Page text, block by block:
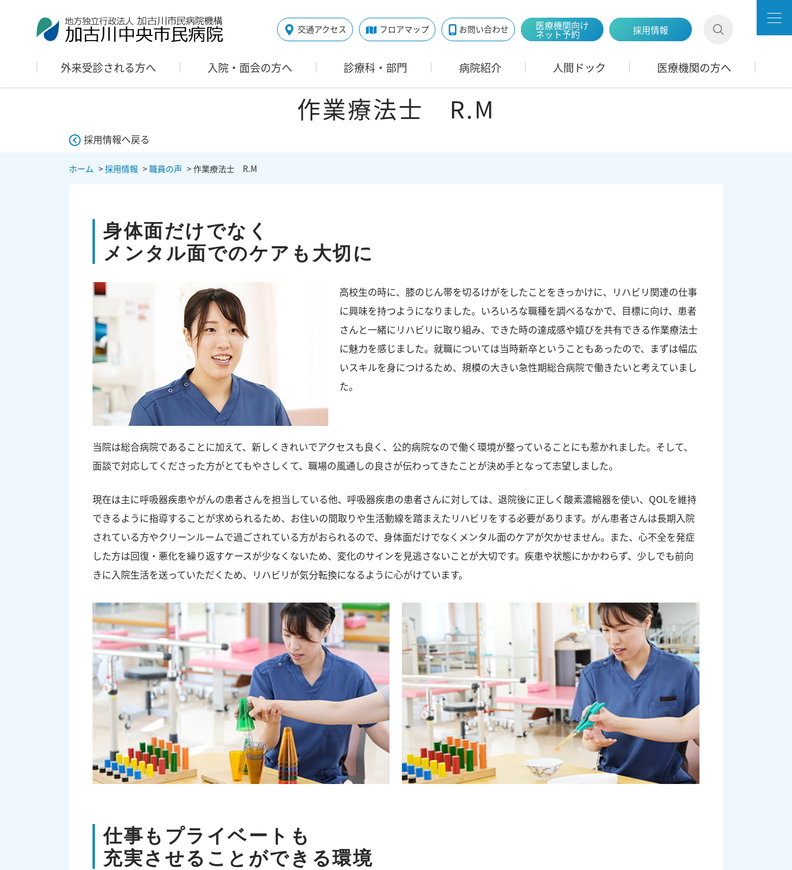
交通アクセス フロアマップ お問い合わせ 医療機関向け
ネット予約 採用情報
外来受診される方へ 入院・面会の方へ 診療科・部門 病院紹介 人間ドック 医療機関の方へ
作業療法士 R.M
採用情報へ戻る
ホーム >採用情報 >職員の声 >作業療法士 R.M
身体面だけでなく
メンタル面でのケアも大切に
高校生の時に、膝のじん帯を切るけがをしたことをきっかけに、リハビリ関連の仕事
に興味を持つようになりました。いろいろな職種を調べるなかで、目標に向け、患者
さんと一緒にリハビリに取り組み、できた時の達成感や嬉びを共有できる作業療法士
に魅力を感じました。就職については当時新卒ということもあったので、まずは幅広
いスキルを身につけるため、規模の大きい急性期総合病院で働きたいと考えていまし
た。
当院は総合病院であることに加えて、新しくきれいでアクセスも良く、公的病院なので働く環境が整っていることにも惹かれました。そして、
面談で対応してくださった方がとてもやさしくて、職場の風通しの良さが伝わってきたことが決め手となって志望しました。
現在は主に呼吸器疾患やがんの患者さんを担当している他、呼吸器疾患の患者さんに対しては、退院後に正しく酸素濃縮器を使い、QOLを維持
できるように指導することが求められるため、お住いの間取りや生活動線を踏まえたリハビリをする必要があります。がん患者さんは長期入院
されている方やクリーンルームで過ごされている方がおられるので、身体面だけでなくメンタル面のケアが欠かせません。また、心不全を発症
した方は回復・悪化を繰り返すケースが少なくないため、変化のサインを見逃さないことが大切です。疾患や状態にかかわらず、少しでも前向
きに入院生活を送っていただくため、リハビリが気分転換になるように心がけています。
仕事もプライベートも
充実させることができる環境